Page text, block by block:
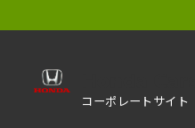
コーポレートサイト